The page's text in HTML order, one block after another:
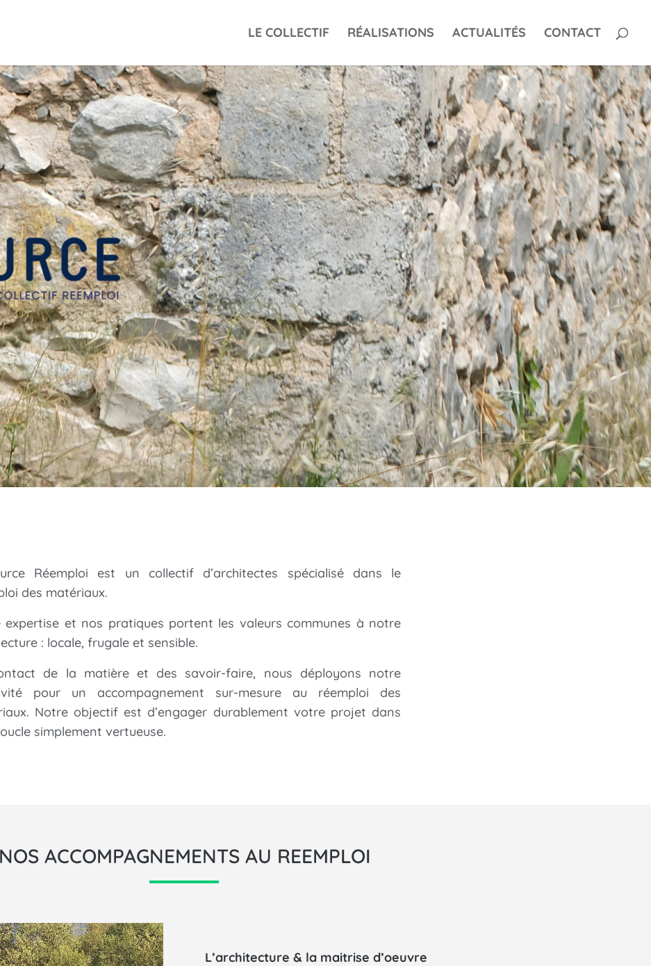
LE COLLECTIF RÉALISATIONS ACTUALITÉS CONTACT
Réemploi est un collectif d’architectes spécialisé dans le
des matériaux.
expertise et nos pratiques portent les valeurs communes à notre
: locale, frugale et sensible.
de la matière et des savoir-faire, nous déployons notre
pour un accompagnement sur-mesure au réemploi des
Notre objectif est d’engager durablement votre projet dans
simplement vertueuse.
NOS ACCOMPAGNEMENTS AU REEMPLOI
L’architecture & la maitrise d’oeuvre